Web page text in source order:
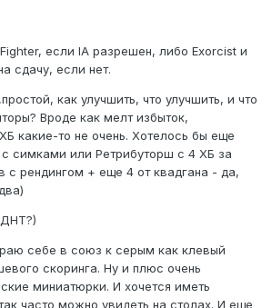
если IA разрешен, либо Exorcist и
сдачу, если нет.
как улучшить, что улучшить, и что
Вроде как мелт избыток,
какие-то не очень. Хотелось бы еще
с симками или Ретрибуторш с 4 ХБ за
с рендингом + еще 4 от квадгана - да,
себе в союз к серым как клевый
скоринга. Ну и плюс очень
миниатюрки. И хочется иметь
часто можно увидеть на столах. И еще